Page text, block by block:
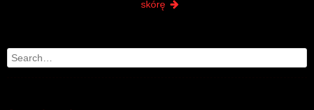
Search
skórę